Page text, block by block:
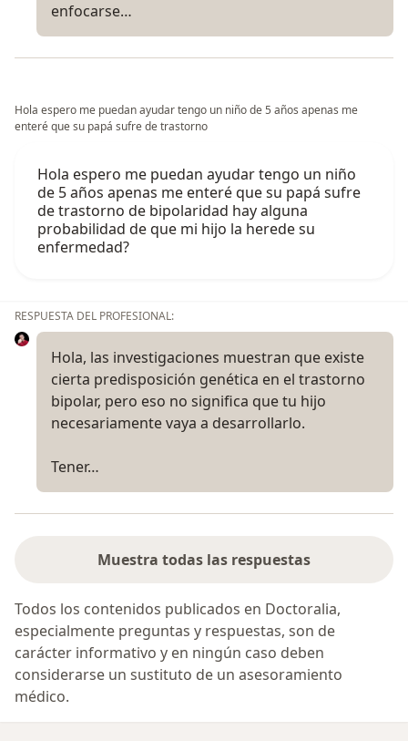
enfocarse…
Hola espero me puedan ayudar tengo un niño de 5 años apenas me
enteré que su papá sufre de trastorno
Hola espero me puedan ayudar tengo un niño
de 5 años apenas me enteré que su papá sufre
de trastorno de bipolaridad hay alguna
probabilidad de que mi hijo la herede su
enfermedad?
RESPUESTA DEL PROFESIONAL:
Hola, las investigaciones muestran que existe
cierta predisposición genética en el trastorno
bipolar, pero eso no significa que tu hijo
necesariamente vaya a desarrollarlo.
Tener…
Muestra todas las respuestas
Todos los contenidos publicados en Doctoralia,
especialmente preguntas y respuestas, son de
carácter informativo y en ningún caso deben
considerarse un sustituto de un asesoramiento
médico.